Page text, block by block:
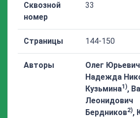
Сквозной
номер
33
Страницы 144-150
Авторы Олег Юрьевич
Надежда
Кузьмина1),
Леонидович
Бердников2),